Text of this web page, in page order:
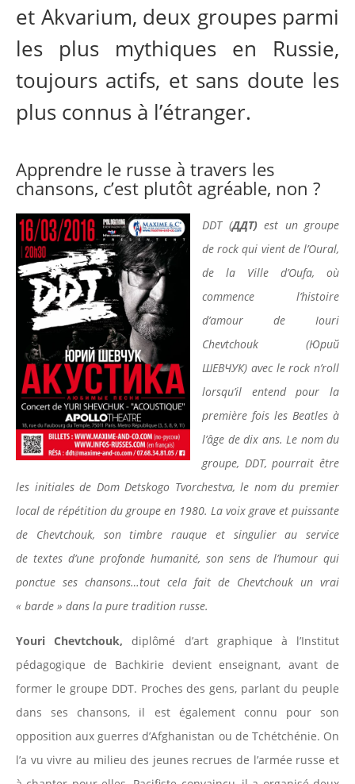
et Akvarium, deux groupes parmi
les plus mythiques en Russie,
toujours actifs, et sans doute les
plus connus à l’étranger.
Apprendre le russe à travers les
chansons, c’est plutôt agréable, non ?
DDT (ДДТ) est ungroupe
de rock qui vient de l’Oural,
de la Ville d’Oufa, où
commence l’histoire
d’amour de Iouri
Chevtchouk (Юрий
ШЕВЧУК) avec le rock n’roll
lorsqu’il entend pour la
première fois les Beatles à
l’âge de dix ans. Le nom du
groupe, DDT, pourrait être
les initiales de Dom Detskogo Tvorchestva, le nom du premier
local de répétition du groupe en 1980. La voix grave et puissante
de Chevtchouk, son timbre rauque et singulier au service
de textes d’une profonde humanité, son sens de l’humour qui
ponctue ses chansons…tout cela fait de Chevtchouk un vrai
« barde » dans la pure tradition russe.
Youri Chevtchouk,diplômé d’art graphique à l’Institut
pédagogique de Bachkirie devient enseignant, avant de
former le groupe DDT. Proches des gens, parlant du peuple
dans ses chansons, il est également connu pour son
opposition aux guerres d’Afghanistan ou de Tchétchénie. On
l’a vu vivre au milieu des jeunes recrues de l’armée russe et